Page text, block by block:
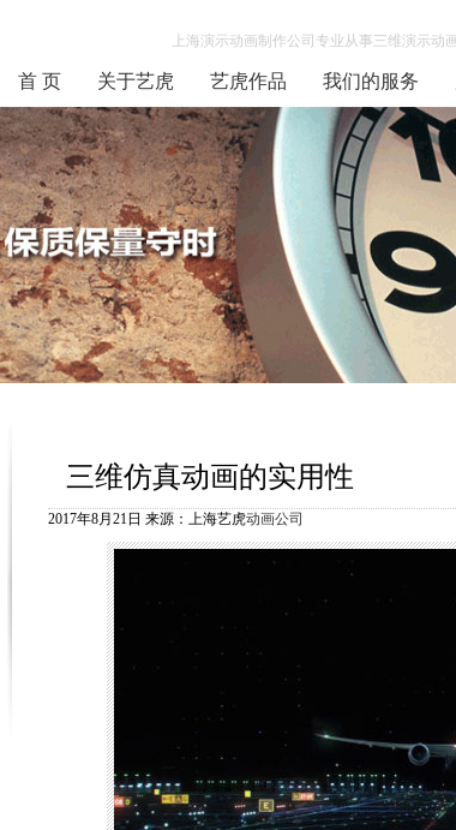
上海演示动画制作公司专业从事三维演示
首 页 关于艺虎 艺虎作品 我们的服务
三维仿真动画的实用性
2017年8月21日 来源：上海艺虎动画公司